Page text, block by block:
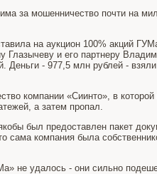
за мошенничество почти на
на аукцион 100% акций
Глазычеву и его партнеру
- 977,5 млн рублей - взяли
компании «Сиинто», в
а затем пропал.
был предоставлен пакет
сама компания была
не удалось - они сильно